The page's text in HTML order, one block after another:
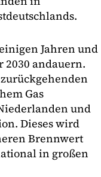
Jahren und
andauern.
Gas
und
Dieses wird
Brennwert
in großen